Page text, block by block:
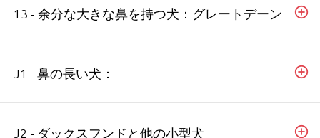
13 - 余分な大きな鼻を持つ犬：グレートデーン
J1 - 鼻の長い犬：
J2 - ダックスフンドと他の小型犬